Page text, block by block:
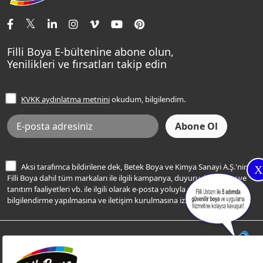
X
Tavan Boyaları
Ev Bakım ve Hobi Boyaları
Yatak Odası Renkleri
Sentomaxx Sentetik Boya
Sentomaxx İpeksi Mat
Momento Life
Şampanya Rengi
Açık Mavi Rengi
Frezya Rengi
İletişim Bilgilerimiz
Renk Danışma
Filli Ustam
Sıkça Sorulan Sorular
Ücretsiz Yalıtım Keşif Hizmeti
Bilgi Toplumu Hizmetleri
İnternet Sitesi Kullanım Koşulları
KVKK Talep Formu
KVKK Aydınlatma Metni
Filli Boya E-bültenine abone olun,
Yenilikleri ve fırsatları takip edin
KVKK aydınlatma metniniokudum, bilgilendim.
Aksi tarafımca bildirilene dek, Betek Boya ve Kimya Sanayi A.Ş.'nin
Filli Boya dahil tüm markaları ile ilgili kampanya, duyuru, hizmetler ve
tanıtım faaliyetleri vb. ile ilgili olarak e-posta yoluyla şahsıma
bilgilendirme yapılmasına ve iletişim kurulmasına izin veriyorum.